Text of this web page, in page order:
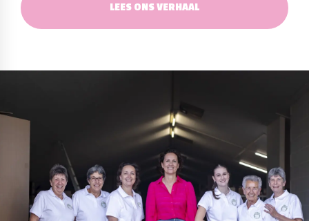
LEES ONS VERHAAL